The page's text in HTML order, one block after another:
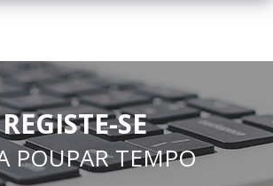
REGISTE-SE
POUPAR TEMPO